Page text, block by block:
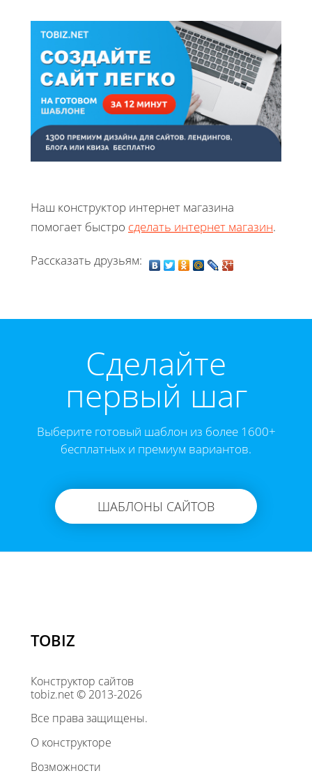
Наш конструктор интернет магазина
помогает быстро сделать интернет магазин.
Рассказать друзьям:
Cделайте
первый шаг
Выберите готовый шаблон из более 1600+
бесплатных и премиум вариантов.
ШАБЛОНЫ САЙТОВ
TOBIZ
Конструктор сайтов
tobiz.net © 2013-2026
Все права защищены.
О конструкторе
Возможности